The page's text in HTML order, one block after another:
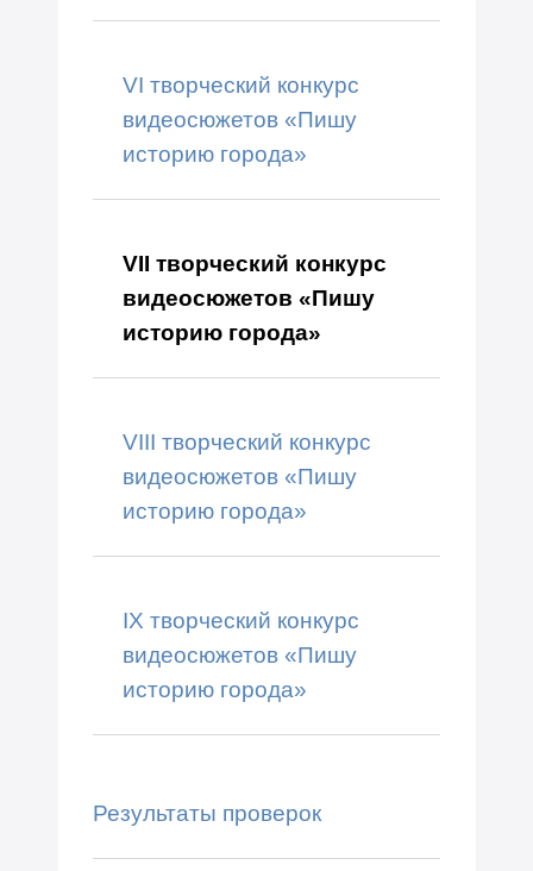
VI творческий конкурс
видеосюжетов «Пишу
историю города»
VII творческий конкурс
видеосюжетов «Пишу
историю города»
VIII творческий конкурс
видеосюжетов «Пишу
историю города»
IX творческий конкурс
видеосюжетов «Пишу
историю города»
Результаты проверок